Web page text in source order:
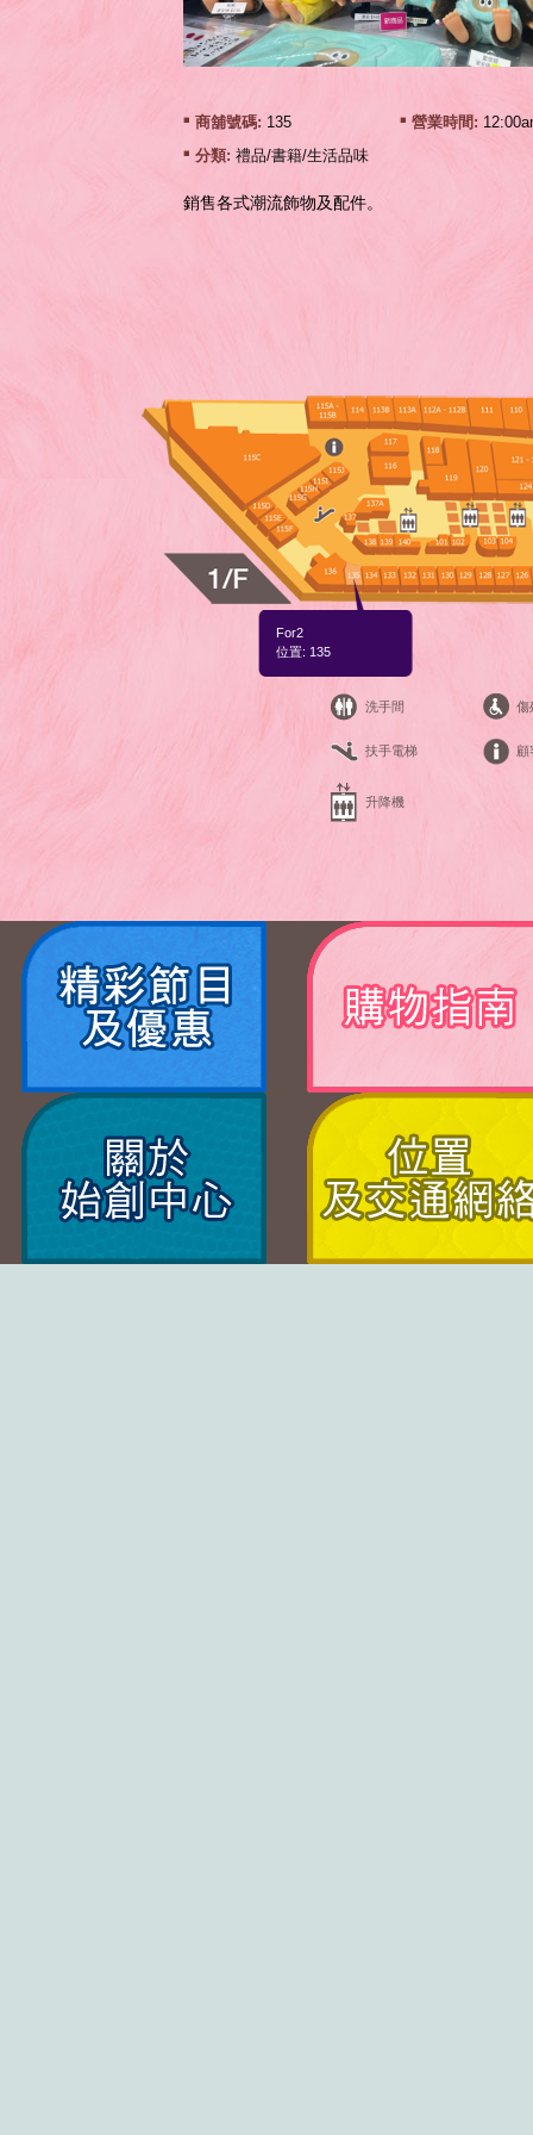
商舖號碼: 135 營業時間:
分類: 禮品/書籍/生活品味
銷售各式潮流飾物及配件。
For2
位置: 135
洗手間 傷
扶手電梯 顧
升降機